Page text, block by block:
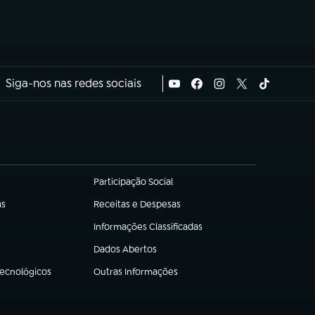
Siga-nos nas redes sociais
Participação Social
(abre em nova aba)
Receitas e Despesas
(abre em nova aba)
Informações Classificadas
(abre em nova aba)
Dados Abertos
(abre em nova aba)
Outras Informações
(abre em nova aba)